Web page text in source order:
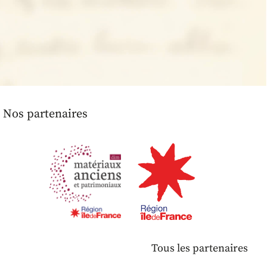
Nos partenaires
Tous les partenaires